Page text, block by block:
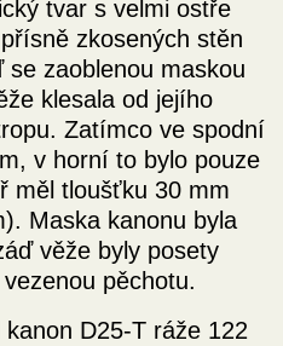
tvar s velmi ostře
zkosených stěn
zaoblenou maskou
klesala od jejího
Zatímco ve spodní
v horní to bylo pouze
měl tloušťku 30 mm
Maska kanonu byla
věže byly posety
pěchotu.
D25-T ráže 122